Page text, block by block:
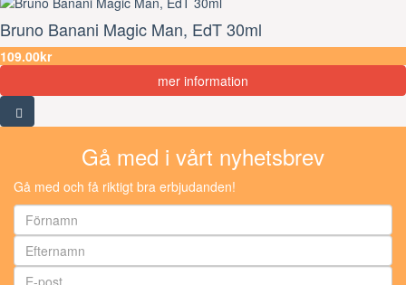
Bruno Banani Magic Man, EdT 30ml
109.00kr
mer information
Gå med i vårt nyhetsbrev
Gå med och få riktigt bra erbjudanden!